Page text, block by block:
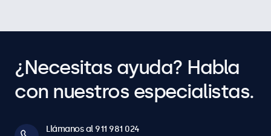
¿Necesitas ayuda? Habla
con nuestros especialistas.
Llámanos al 911 981 024